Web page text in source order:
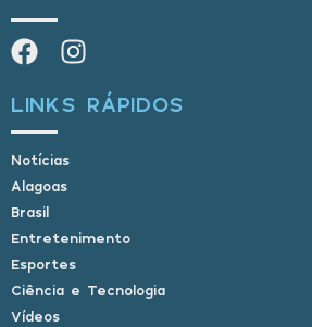
LINKS RÁPIDOS
Notícias
Alagoas
Brasil
Entretenimento
Esportes
Ciência e Tecnologia
Vídeos